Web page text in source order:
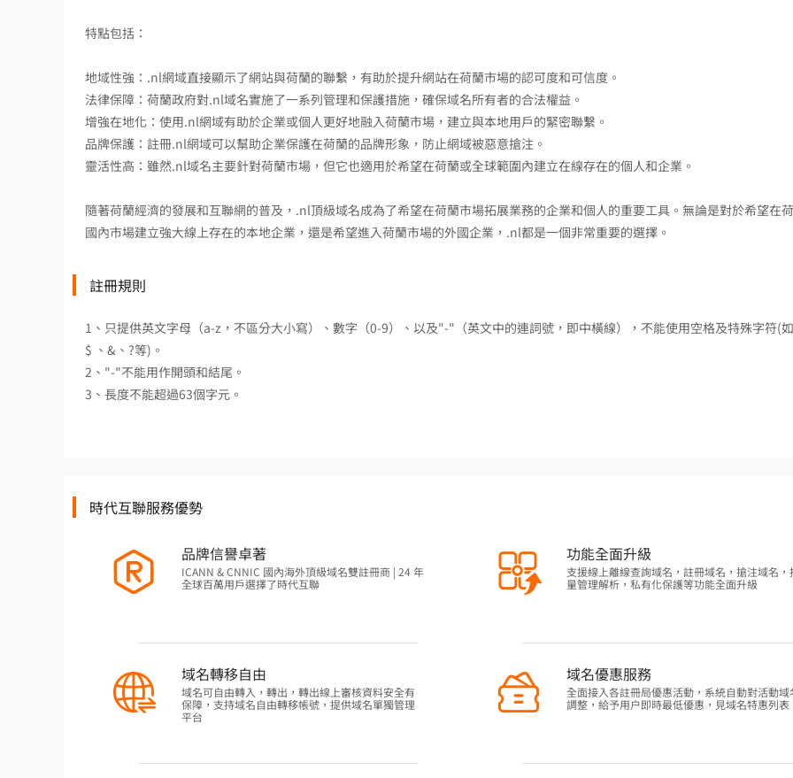
特點包括：
地域性強：.nl網域直接顯示了網站與荷蘭的聯繫，有助於提升網站在荷蘭市場的認可度和可信度。
法律保障：荷蘭政府對.nl域名實施了一系列管理和保護措施，確保域名所有者的合法權益。
增強在地化：使用.nl網域有助於企業或個人更好地融入荷蘭市場，建立與本地用戶的緊密聯繫。
品牌保護：註冊.nl網域可以幫助企業保護在荷蘭的品牌形象，防止網域被惡意搶注。
靈活性高：雖然.nl域名主要針對荷蘭市場，但它也適用於希望在荷蘭或全球範圍內建立在線存在的個人和企業。
隨著荷蘭經濟的發展和互聯網的普及，.nl頂級域名成為了希望在荷蘭市場拓展業務的企業和個人的重要工具。無論是對於希望在
國內市場建立強大線上存在的本地企業，還是希望進入荷蘭市場的外國企業，.nl都是一個非常重要的選擇。
註冊規則
1、只提供英文字母（a-z，不區分大小寫）、數字（0-9）、以及"-"（英文中的連詞號，即中橫線），不能使用空格及特殊字符(
$ 、&、?等)。
2、"-"不能用作開頭和結尾。
3、長度不能超過63個字元。
時代互聯服務優勢
品牌信譽卓著
ICANN & CNNIC 國內海外頂級域名雙註冊商 | 24 年
全球百萬用戶選擇了時代互聯
功能全面升級
支援線上離線查詢域名，註冊域名，搶注域名，
量管理解析，私有化保護等功能全面升級
域名轉移自由
域名可自由轉入，轉出，轉出線上審核資料安全有
保障，支持域名自由轉移帳號，提供域名單獨管理
平台
域名優惠服務
全面接入各註冊局優惠活動，系統自動對活動域
調整，給予用户即時最低優惠，見域名特惠列表